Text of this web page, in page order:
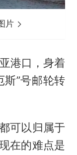
片
港口，身着
斯”号邮轮转
可以归属于
在的难点是